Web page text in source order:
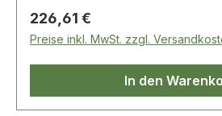
Qualitätsstandards, die
Batterien den Benutzer nicht im
lassen> Batterien sind
dazu bei die Umwelt schützen
Regulärer Preis:
226,61 €
Preise inkl. MwSt. zzgl.
In den